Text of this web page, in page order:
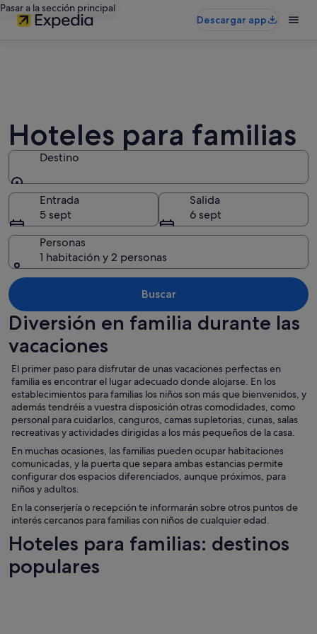
Pasar a la sección principal
Descargar app
Hoteles para familias
Destino
Destino
Entrada
5 sept
Salida
6 sept
Personas
1 habitación y 2 personas
Buscar
Diversión en familia durante las
vacaciones
El primer paso para disfrutar de unas vacaciones perfectas en
familia es encontrar el lugar adecuado donde alojarse. En los
establecimientos para familias los niños son más que bienvenidos, y
además tendréis a vuestra disposición otras comodidades, como
personal para cuidarlos, canguros, camas supletorias, cunas, salas
recreativas y actividades dirigidas a los más pequeños de la casa.
En muchas ocasiones, las familias pueden ocupar habitaciones
comunicadas, y la puerta que separa ambas estancias permite
configurar dos espacios diferenciados, aunque próximos, para
niños y adultos.
En la conserjería o recepción te informarán sobre otros puntos de
interés cercanos para familias con niños de cualquier edad.
Hoteles para familias: destinos
populares